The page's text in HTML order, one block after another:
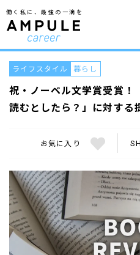
働く私に、最強の一滴を
祝・ノーベル文学賞受賞！
読むとしたら？」に対する
ライフスタイル 暮らし
お気に入り